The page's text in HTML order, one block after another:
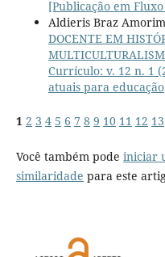
[Publicação em
Aldieris Braz
DOCENTE EM
Currículo: v. 12 n. 1
atuais para educação
1 2 3 4 5 6 7 8 9 10 11 12 13
Você também pode iniciar
similaridade para este